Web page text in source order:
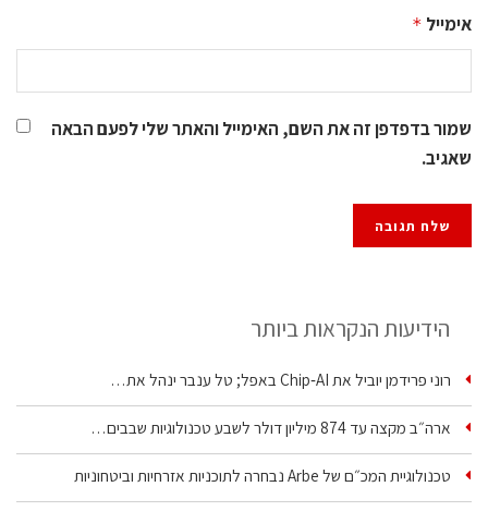
אימייל *
שמור בדפדפן זה את השם, האימייל והאתר שלי לפעם הבאה
שאגיב.
הידיעות הנקראות ביותר
רוני פרידמן יוביל את Chip‑AI באפל; טל ענבר ינהל את…
ארה״ב מקצה עד 874 מיליון דולר לשבע טכנולוגיות שבבים…
טכנולוגיית המכ״ם של Arbe נבחרה לתוכניות אזרחיות וביטחוניות